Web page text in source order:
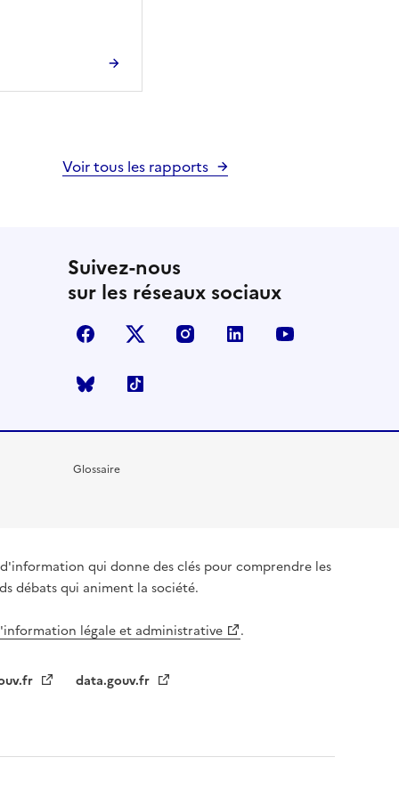
Voir tous les rapports
Suivez-nous
sur les réseaux sociaux
facebook X (anciennement Twitter)
instagramlinkedin
Bluesky
Glossaire
qui donne des clés pour comprendre les
débats qui animent la société.
légale et administrative .
data.gouv.fr